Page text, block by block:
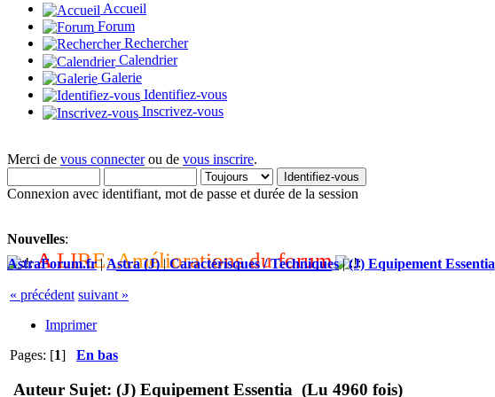
Accueil
Forum
Rechercher
Calendrier
Galerie
Identifiez-vous
Inscrivez-vous
Merci de vous connecterou de vous inscrire.
Connexion avec identifiant, mot de passe et durée de la session
Nouvelles:
A LIRE: Améliorations du forum
AstraForum.fr|Astra (J)|Caractérisques / Techniques|(J) Equipement Essentia
« précédent suivant »
Imprimer
Pages: [1] En bas
Auteur Sujet: (J) Equipement Essentia (Lu 4960 fois)